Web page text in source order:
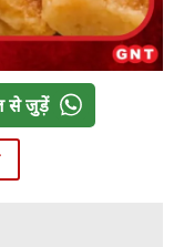
से जुड़ें